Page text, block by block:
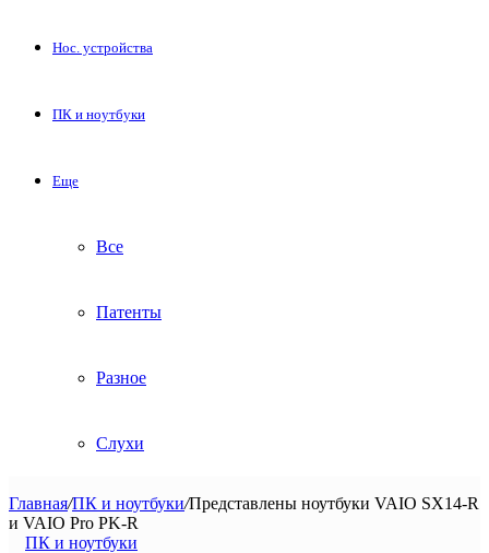
Нос. устройства
ПК и ноутбуки
Еще
Все
Патенты
Разное
Слухи
Главная/ПК и ноутбуки/Представлены ноутбуки VAIO SX14-R
и VAIO Pro PK-R
ПК и ноутбуки